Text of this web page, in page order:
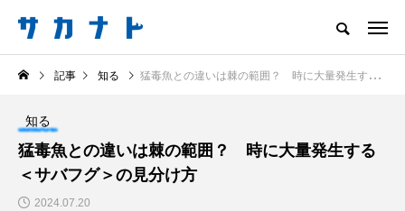
サカナをもっと好きになる
知る 食べる 楽しむ 創る
注目記事 サカナを知ろう
食べる
記事 知る 猛毒魚との違いは棘の範囲？ 時に大量発生する＜サバフグ＞の見分け方
知る
猛毒魚との違いは棘の範囲？ 時に大量発生する
＜サバフグ＞の見分け方
2024.07.20